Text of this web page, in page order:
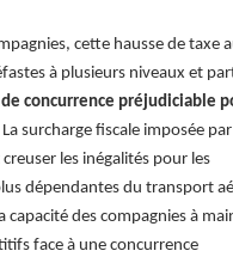
cette hausse de taxe
à plusieurs niveaux et
concurrence préjudiciable
La surcharge fiscale imposée
les inégalités pour les
dépendantes du transport
des compagnies à
face à une concurrence